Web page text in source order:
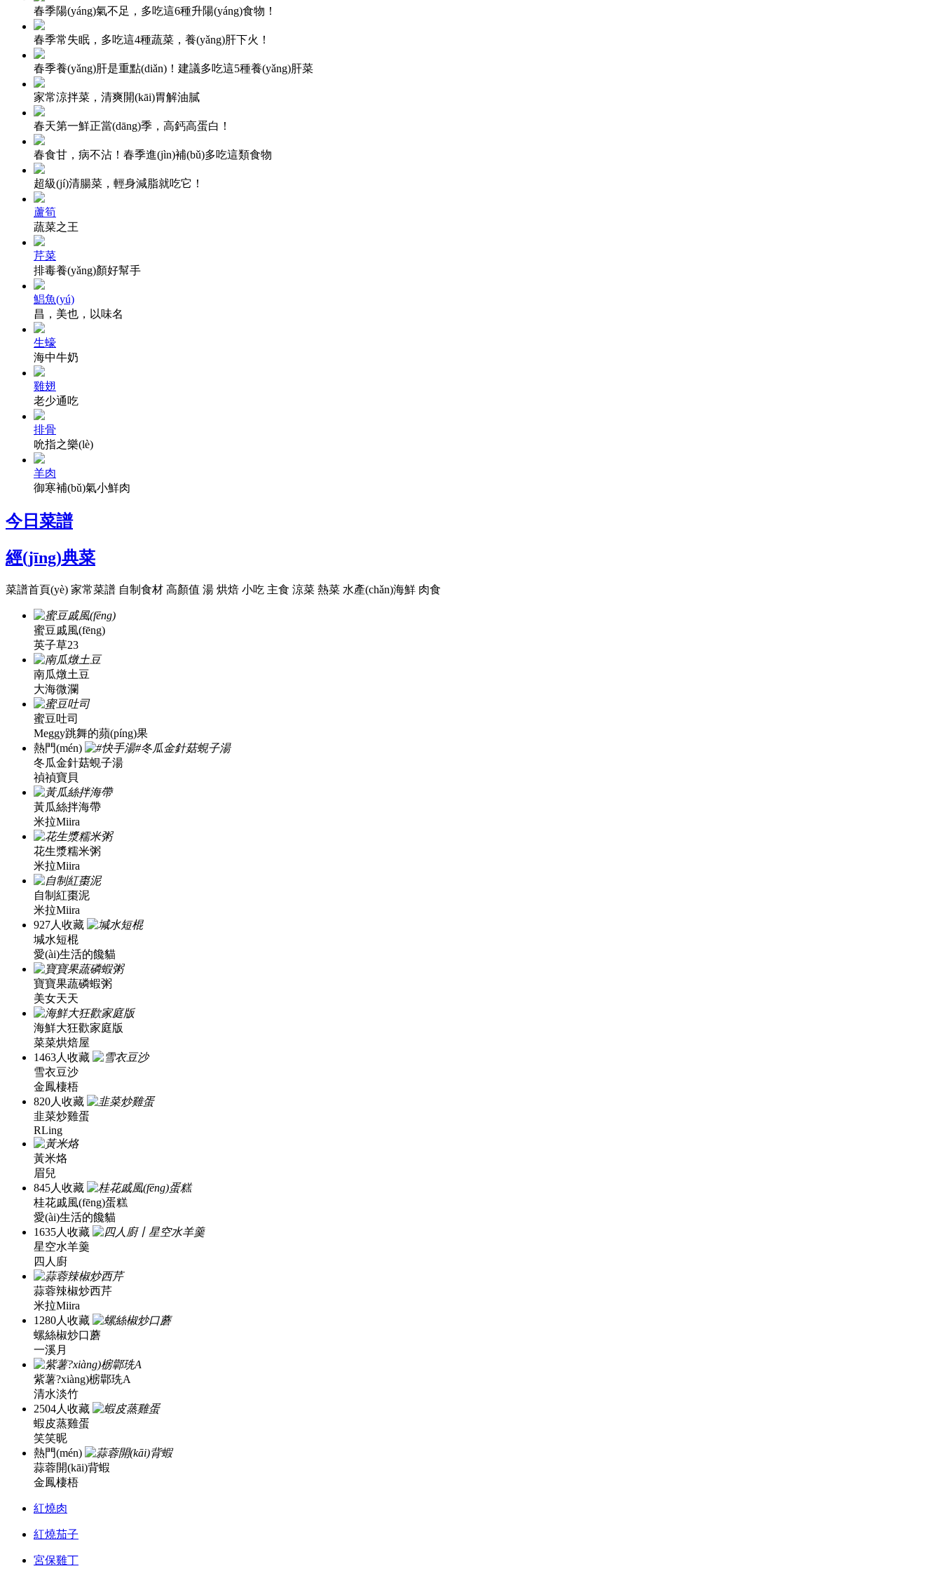
春季陽(yáng)氣不足，多吃這6種升陽(yáng)食物！
春季常失眠，多吃這4種蔬菜，養(yǎng)肝下火！
春季養(yǎng)肝是重點(diǎn)！建議多吃這5種養(yǎng)肝菜
家常涼拌菜，清爽開(kāi)胃解油膩
春天第一鮮正當(dāng)季，高鈣高蛋白！
春食甘，病不沾！春季進(jìn)補(bǔ)多吃這類食物
超級(jí)清腸菜，輕身減脂就吃它！
蘆筍
蔬菜之王
芹菜
排毒養(yǎng)顏好幫手
鯧魚(yú)
昌，美也，以味名
生蠔
海中牛奶
雞翅
老少通吃
排骨
吮指之樂(lè)
羊肉
御寒補(bǔ)氣小鮮肉
今日菜譜
經(jīng)典菜
菜譜首頁(yè) 家常菜譜 自制食材 高顏值 湯 烘焙 小吃 主食 涼菜 熱菜 水產(chǎn)海鮮 肉食
蜜豆戚風(fēng)
英子草23
南瓜燉土豆
大海微瀾
蜜豆吐司
Meggy跳舞的蘋(píng)果
熱門(mén)
冬瓜金針菇蜆子湯
禎禎寶貝
黃瓜絲拌海帶
米拉Miira
花生漿糯米粥
米拉Miira
自制紅棗泥
米拉Miira
927人收藏
堿水短棍
愛(ài)生活的饞貓
寶寶果蔬磷蝦粥
美女天天
海鮮大狂歡家庭版
菜菜烘焙屋
1463人收藏
雪衣豆沙
金鳳棲梧
820人收藏
韭菜炒雞蛋
RLing
黃米烙
眉兒
845人收藏
桂花戚風(fēng)蛋糕
愛(ài)生活的饞貓
1635人收藏
星空水羊羹
四人廚
蒜蓉辣椒炒西芹
米拉Miira
1280人收藏
螺絲椒炒口蘑
一溪月
紫薯?xiàng)椖鄿珗A
清水淡竹
2504人收藏
蝦皮蒸雞蛋
笑笑昵
熱門(mén)
蒜蓉開(kāi)背蝦
金鳳棲梧
紅燒肉
紅燒茄子
宮保雞丁